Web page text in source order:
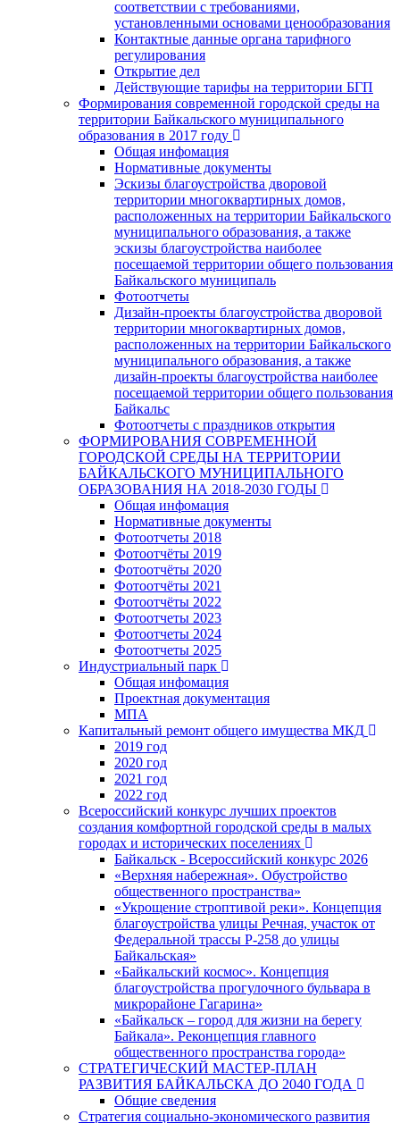
соответствии с требованиями,
установленными основами ценообразования
Контактные данные органа тарифного
регулирования
Открытие дел
Действующие тарифы на территории БГП
Формирования современной городской среды на
территории Байкальского муниципального
образования в 2017 году
Общая инфомация
Нормативные документы
Эскизы благоустройства дворовой
территории многоквартирных домов,
расположенных на территории Байкальского
муниципального образования, а также
эскизы благоустройства наиболее
посещаемой территории общего пользования
Байкальского муниципаль
Фотоотчеты
Дизайн-проекты благоустройства дворовой
территории многоквартирных домов,
расположенных на территории Байкальского
муниципального образования, а также
дизайн-проекты благоустройства наиболее
посещаемой территории общего пользования
Байкальс
Фотоотчеты с праздников открытия
ФОРМИРОВАНИЯ СОВРЕМЕННОЙ
ГОРОДСКОЙ СРЕДЫ НА ТЕРРИТОРИИ
БАЙКАЛЬСКОГО МУНИЦИПАЛЬНОГО
ОБРАЗОВАНИЯ НА 2018-2030 ГОДЫ
Общая инфомация
Нормативные документы
Фотоотчеты 2018
Фотоотчёты 2019
Фотоотчёты 2020
Фотоотчёты 2021
Фотоотчёты 2022
Фотоотчеты 2023
Фотоотчеты 2024
Фотоотчеты 2025
Индустриальный парк
Общая инфомация
Проектная документация
МПА
Капитальный ремонт общего имущества МКД
2019 год
2020 год
2021 год
2022 год
Всероссийский конкурс лучших проектов
создания комфортной городской среды в малых
городах и исторических поселениях
Байкальск - Всероссийский конкурс 2026
«Верхняя набережная». Обустройство
общественного пространства»
«Укрощение строптивой реки». Концепция
благоустройства улицы Речная, участок от
Федеральной трассы Р-258 до улицы
Байкальская»
«Байкальский космос». Концепция
благоустройства прогулочного бульвара в
микрорайоне Гагарина»
«Байкальск – город для жизни на берегу
Байкала». Реконцепция главного
общественного пространства города»
СТРАТЕГИЧЕСКИЙ МАСТЕР-ПЛАН
РАЗВИТИЯ БАЙКАЛЬСКА ДО 2040 ГОДА
Общие сведения
Стратегия социально-экономического развития